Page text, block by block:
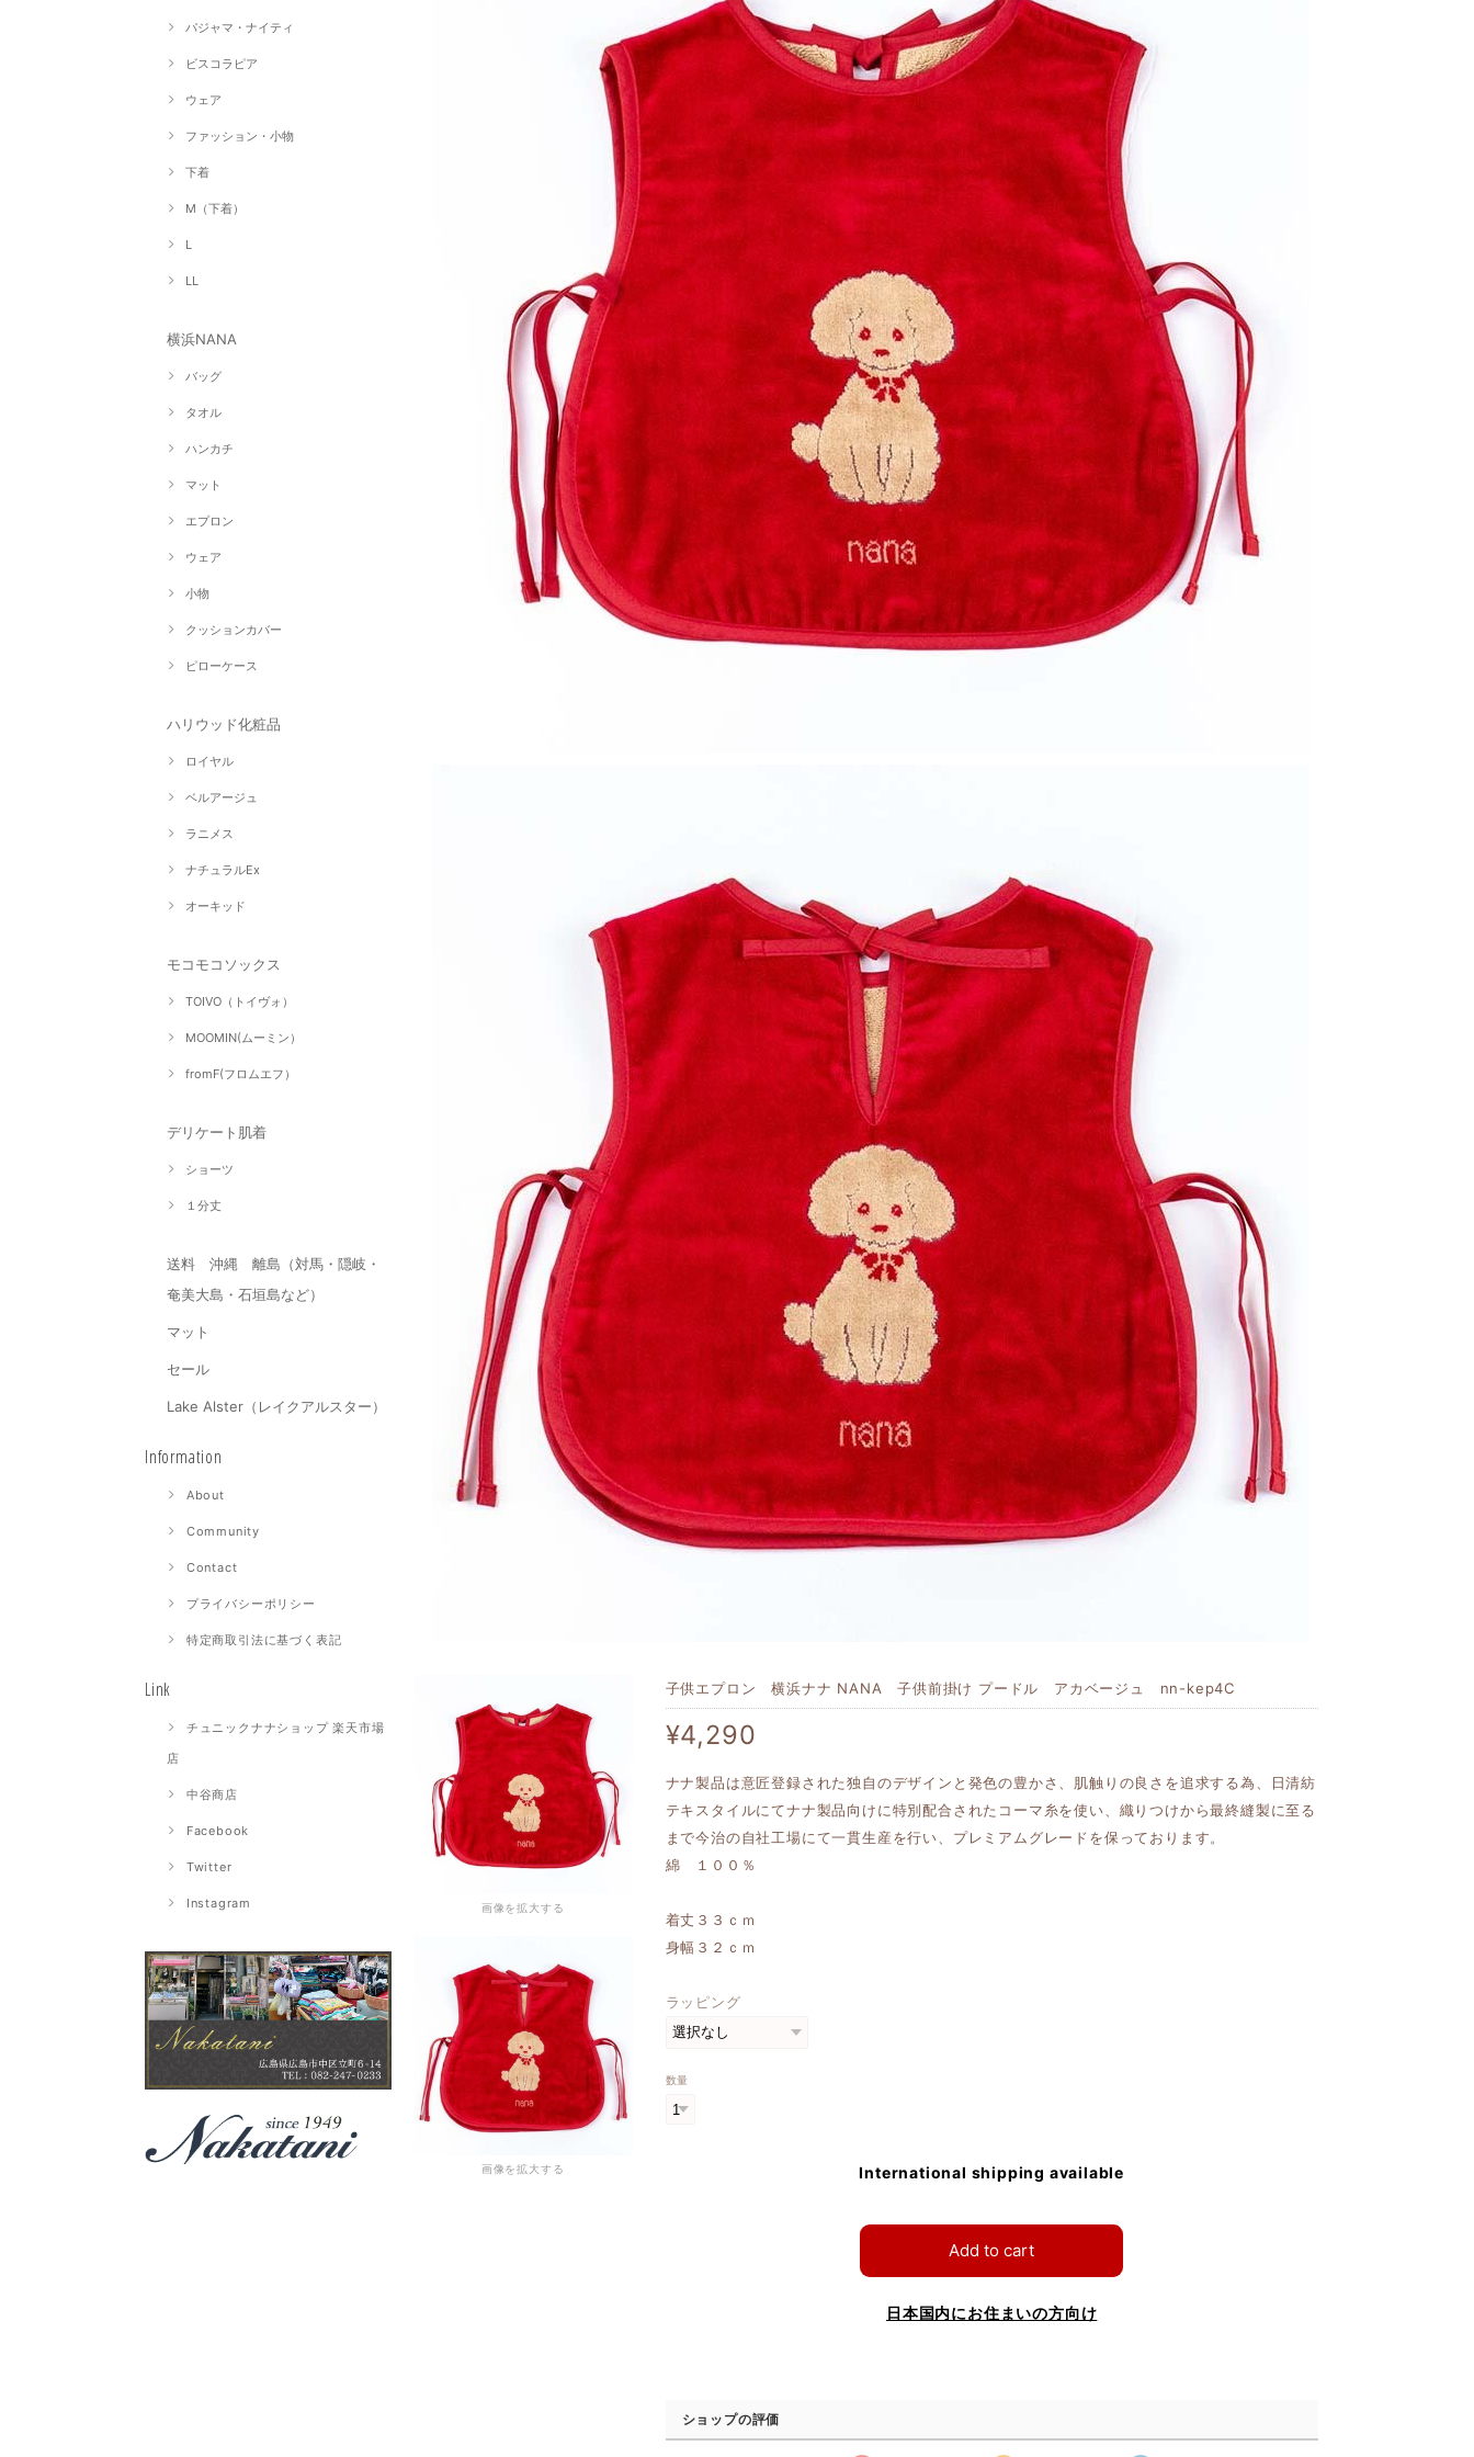
パジャマ・ナイティ
ビスコラピア
ウェア
ファッション・小物
下着
M（下着）
L
LL
横浜NANA
バッグ
タオル
ハンカチ
マット
エプロン
ウェア
小物
クッションカバー
ピローケース
ハリウッド化粧品
ロイヤル
ベルアージュ
ラニメス
ナチュラルEx
オーキッド
モコモコソックス
TOIVO（トイヴォ）
MOOMIN(ムーミン）
fromF(フロムエフ）
デリケート肌着
ショーツ
１分丈
送料 沖縄 離島（対馬・隠岐・
奄美大島・石垣島など）
マット
セール
Lake Alster（レイクアルスター）
Information
About
Community
Contact
プライバシーポリシー
特定商取引法に基づく表記
Link
チュニックナナショップ 楽天市場
店
中谷商店
Facebook
Twitter
Instagram 画像を拡大する
画像を拡大する
子供エプロン 横浜ナナ NANA 子供前掛け プードル アカベージュ nn-kep4C
¥4,290
ナナ製品は意匠登録された独自のデザインと発色の豊かさ、肌触りの良さを追求する為、日清紡
テキスタイルにてナナ製品向けに特別配合されたコーマ糸を使い、織りつけから最終縫製に至る
まで今治の自社工場にて一貫生産を行い、プレミアムグレードを保っております。
綿 １００％
着丈３３ｃｍ
身幅３２ｃｍ
ラッピング
数量
International shipping available
Add to cart
日本国内にお住まいの方向け
ショップの評価